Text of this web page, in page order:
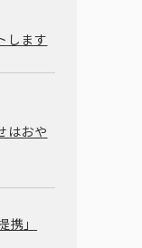
します
はおや
」